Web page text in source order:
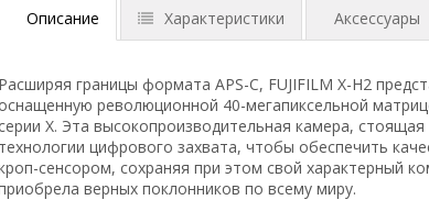
Описание Характеристики Аксессуары
Расширяя границы формата APS-C, FUJIFILM X-H2
оснащенную революционной 40-мегапиксельной
серии X. Эта высокопроизводительная камера,
технологии цифрового захвата, чтобы обеспечить
сенсором, сохраняя при этом свой характерный
верных поклонников по всему миру.